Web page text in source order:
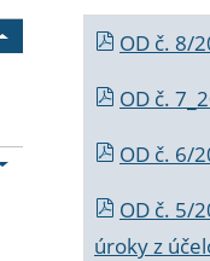
OD č. 8/
OD č.
OD č. 6/
OD č. 5/
úroky z